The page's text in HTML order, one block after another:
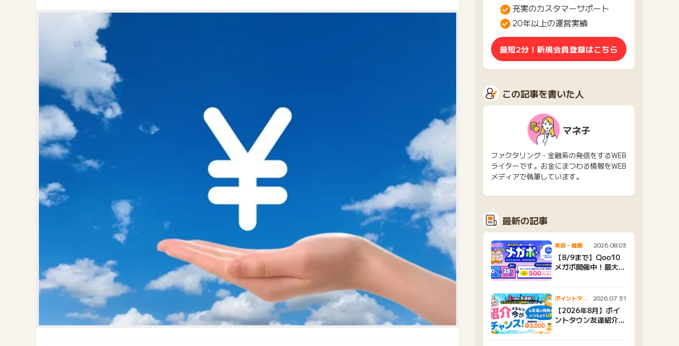
充実のカスタマーサポート
20年以上の運営実績
最短2分！新規会員登録はこちら
この記事を書いた人
マネ子
ファクタリング・金融系の発信をするWEB
ライターです。お金にまつわる情報をWEB
メディアで執筆しています。
最新の記事
美容・健康 2026.08.03
【8/9まで】Qoo10
メガポ開催中！最大
ポイントタウ
ンニュース
2026.07.31
【2026年8月】ポイ
ントタウン友達紹介キ